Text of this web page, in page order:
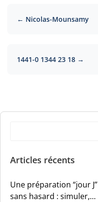
← Nicolas-Mounsamy
1441-0 1344 23 18 →
Articles récents
Une préparation “jour J”
sans hasard : simuler,